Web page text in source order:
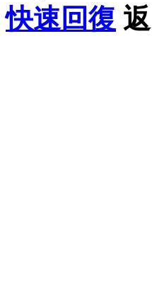
快速回復